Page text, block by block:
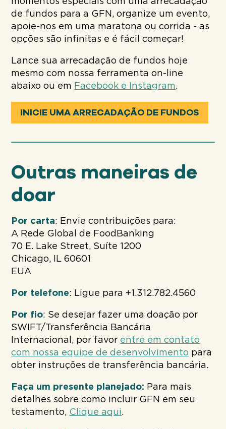
de fundos para a GFN, organize um evento,
apoie-nos em uma maratona ou corrida - as
opções são infinitas e é fácil começar!
Lance sua arrecadação de fundos hoje
mesmo com nossa ferramenta on-line
abaixo ou em Facebook e Instagram.
INICIE UMA ARRECADAÇÃO DE FUNDOS
Outras maneiras de
doar
Por carta: Envie contribuições para:
A Rede Global de FoodBanking
70 E. Lake Street, Suíte 1200
Chicago, IL 60601
EUA
Por telefone: Ligue para +1.312.782.4560
Por fio: Se desejar fazer uma doação por
SWIFT/Transferência Bancária
Internacional, por favor entre em contato
com nossa equipe de desenvolvimento para
obter instruções de transferência bancária.
Faça um presente planejado: Para mais
detalhes sobre como incluir GFN em seu
testamento, Clique aqui.